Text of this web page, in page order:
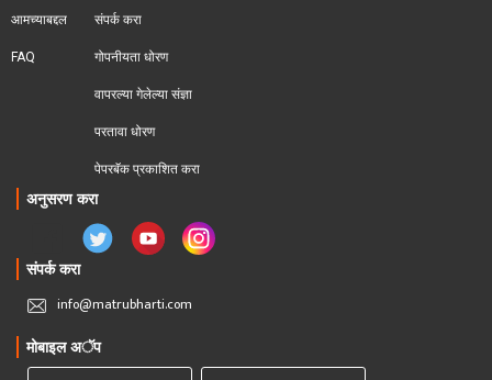
आमच्याबद्दल
FAQ
संपर्क करा
गोपनीयता धोरण
वापरल्या गेलेल्या संज्ञा
परतावा धोरण
पेपरबॅक प्रकाशित करा
अनुसरण करा
संपर्क करा
info@matrubharti.com
मोबाइल अॅप